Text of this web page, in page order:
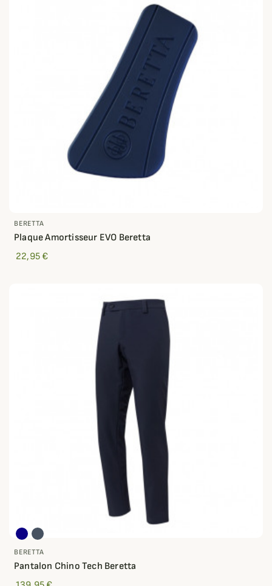
BERETTA
Plaque Amortisseur EVO Beretta
22,95 €
BERETTA
Pantalon Chino Tech Beretta